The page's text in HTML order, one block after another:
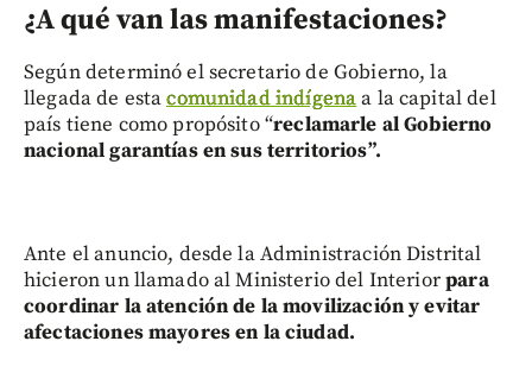
¿A qué van las manifestaciones?
Según determinó el secretario de Gobierno, la
llegada de estacomunidad indígenaa la capital del
país tiene como propósito “reclamarle al Gobierno
nacional garantías en sus territorios”.
Ante el anuncio, desde la Administración Distrital
hicieron un llamado al Ministerio del Interiorpara
coordinar la atención de la movilización y evitar
afectaciones mayores en la ciudad.